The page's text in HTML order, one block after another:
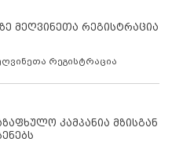
მეღვინეთა რეგისტრაცია
რეგისტრაცია
კამპანია მზისგან